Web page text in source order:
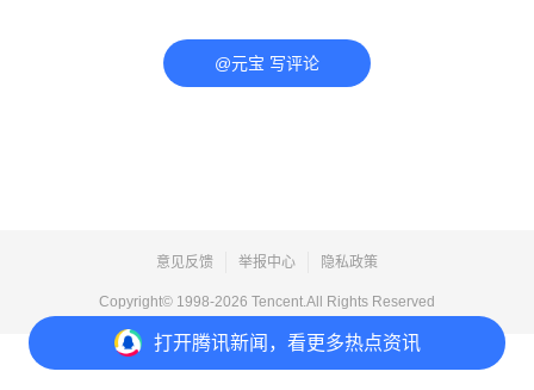
打开腾讯新闻，看更多热点资讯
@元宝 写评论
意见反馈 举报中心 隐私政策
Copyright© 1998-2026 Tencent.All Rights Reserved